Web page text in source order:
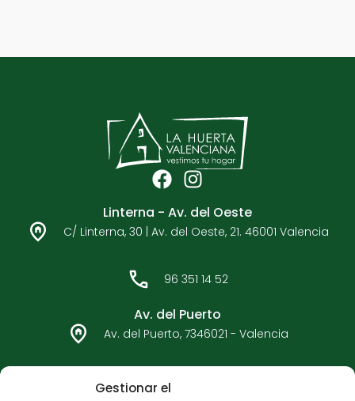
Gestionar el
F
a
c
e
o
k
I
s
t
g
a
m
Linterna - Av. del Oeste
C/ Linterna, 30 | Av. del Oeste, 21. 46001 Valencia
96 351 14 52
Av. del Puerto
Av. del Puerto, 7346021 - Valencia
96 362 33 92